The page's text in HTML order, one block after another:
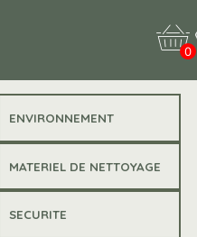
0
ENVIRONNEMENT
MATERIEL DE NETTOYAGE
SECURITE